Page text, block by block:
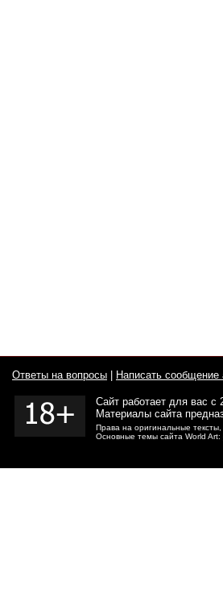
Ответы на вопросы Написать сообщение
Сайт работает для вас с
Материалы сайта
Права на оригинальные тексты,
Основные темы сайта World Art: